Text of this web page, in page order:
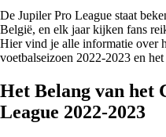
De Jupiler Pro League staat
België, en elk jaar kijken fans
Hier vind je alle informatie over
voetbalseizoen 2022-2023 en
Het Belang van
League 2022-2023